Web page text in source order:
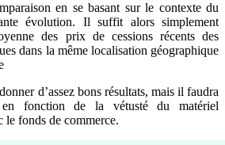
en se basant sur le contexte du
évolution. Il suffit alors simplement
des prix de cessions récents des
dans la même localisation géographique
d’assez bons résultats, mais il faudra
fonction de la vétusté du matériel
le fonds de commerce.